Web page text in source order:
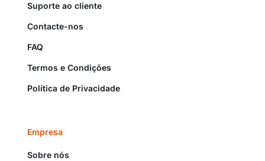
Suporte ao cliente
Contacte-nos
FAQ
Termos e Condições
Política de Privacidade
Empresa
Sobre nós